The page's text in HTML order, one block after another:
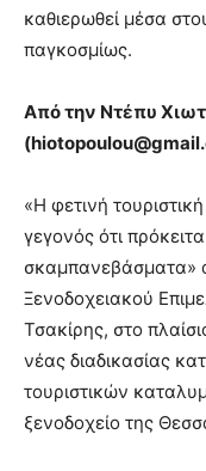
καθιερωθεί μέσα
παγκοσμίως.
Από την Ντέπυ
(
«Η φετινή
γεγονός ότι
σκαμπανεβάσματα»
Ξενοδοχειακού
Τσακίρης, στο
νέας διαδικασίας
τουριστικών
ξενοδοχείο της